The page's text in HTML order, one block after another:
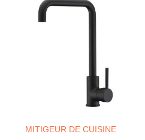
MITIGEUR DE CUISINE